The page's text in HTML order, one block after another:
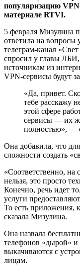
популяризацию
материале RTVI.
5 февраля Мизулина
ответила на вопросы
телеграм-канал
спросил у главы
источникам из
VPN-сервисы будут
«Да, привет.
тебе расскажу
этой сфере
сервисы — их
полностью», ―
Она добавила, что
сложности создать
«Соответственно, на
нельзя, это просто
Конечно, речь идет
услуги
То есть приложения,
сказала Мизулина.
Она назвала
телефонов «дырой» и
выкачиваются с
лицам.